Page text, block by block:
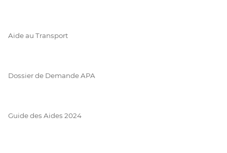
Aide au Transport
Dossier de Demande APA
Guide des Aides 2024